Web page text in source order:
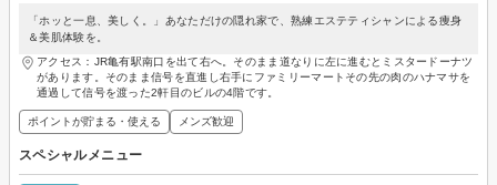
「ホッと一息、美しく。」あなただけの隠れ家で、熟練エステティシャンによる痩身
＆美肌体験を。
アクセス：JR亀有駅南口を出て右へ。そのまま道なりに左に進むとミスタードーナツ
があります。そのまま信号を直進し右手にファミリーマートその先の肉のハナマサを
通過して信号を渡った2軒目のビルの4階です。
ポイントが貯まる・使える メンズ歓迎
スペシャルメニュー